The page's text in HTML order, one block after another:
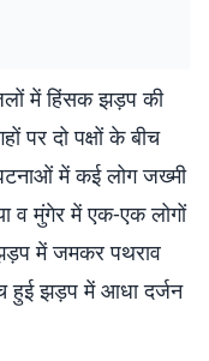
में हिंसक झड़प की
पर दो पक्षों के बीच
में कई लोग जख्मी
व मुंगेर में एक-एक लोगों
झड़प में जमकर पथराव
हुई झड़प में आधा दर्जन